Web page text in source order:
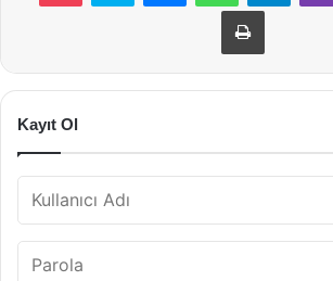
Yazdır
Kayıt Ol